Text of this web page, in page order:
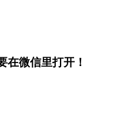
在微信里打开！